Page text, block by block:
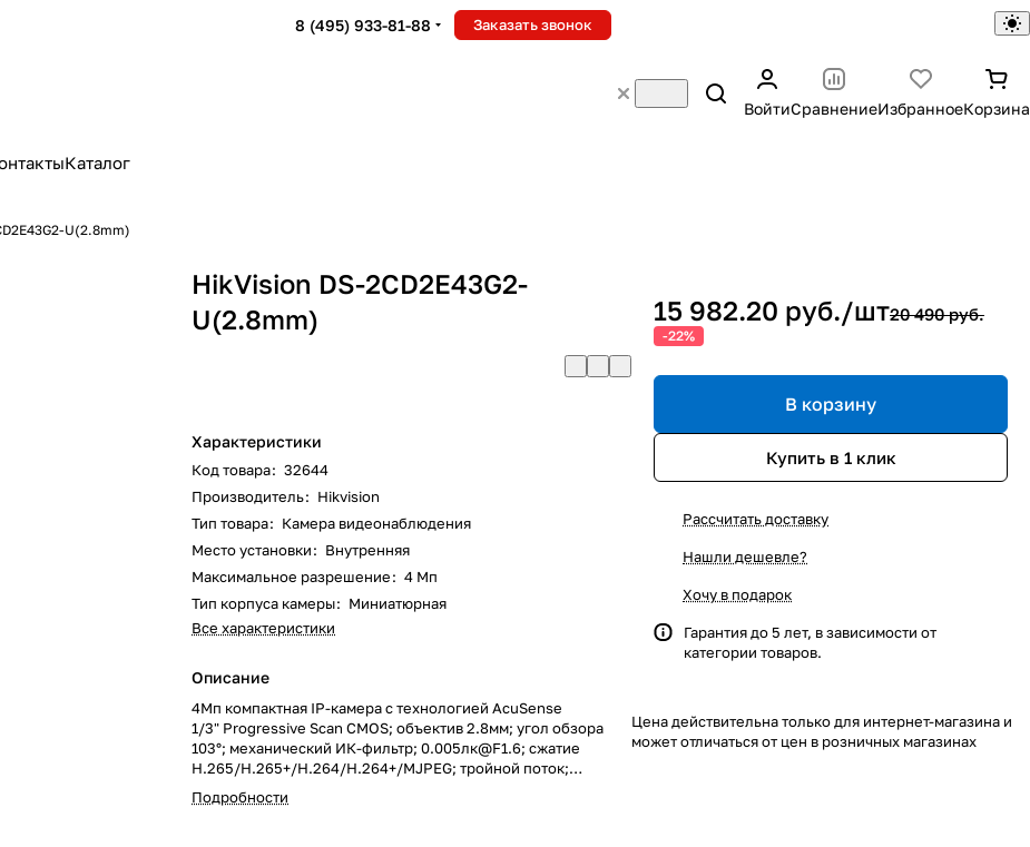
8 (495) 933-81-88 Заказать звонок
ВойтиСравнениеИзбранноеКорзина
Каталог
U(2.8mm)
HikVision DS-2CD2E43G2-
U(2.8mm)
Характеристики
Код товара: 32644
Производитель: Hikvision
Тип товара: Камера видеонаблюдения
Место установки: Внутренняя
Максимальное разрешение: 4 Мп
Тип корпуса камеры: Миниатюрная
Все характеристики
Описание
4Мп компактная IP-камера с технологией AcuSense
1/3" Progressive Scan CMOS; объектив 2.8мм; угол обзора
103°; механический ИК-фильтр; 0.005лк@F1.6; сжатие
H.265/H.265+/H.264/H.264+/MJPEG; тройной поток;
2688×1520@25к/с; WDR 120дБ, 3D DNR, BLC, ROI, слот для
microSD до 256Гб; встроенный микрофон; обнаружение
Подробности
15 982.20 руб./шт20 490 руб.
-22%
В корзину
Купить в 1 клик
Рассчитать доставку
Нашли дешевле?
Хочу в подарок
Гарантия до 5 лет, в зависимости от
категории товаров.
Цена действительна только для интернет-магазина и
может отличаться от цен в розничных магазинах